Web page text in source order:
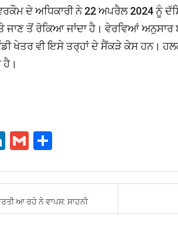
ਦੇ ਅਧਿਕਾਰੀ ਨੇ 22 ਅਪਰੈਲ 2024 ਨੂੰ
ਜਾਣ ਤੋਂ ਰੋਕਿਆ ਜਾਂਦਾ ਹੈ। ਵੇਰਵਿਆਂ ਅਨੁਸਾਰ
ਖੇਤਰ ਵੀ ਇਸੇ ਤਰ੍ਹਾਂ ਦੇ ਸੈਂਕੜੇ ਕੇਸ ਹਨ।
ਹੈ।
Li
ke
dI
n
G
ail ar
e
ਆ ਰਹੇ ਨੇ ਵਾਪਸ: ਸਾਹਨੀ